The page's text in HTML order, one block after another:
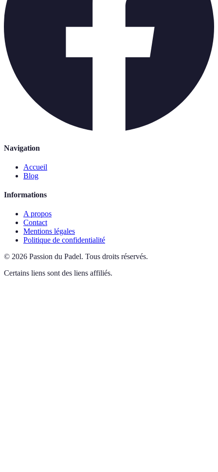
Navigation
Accueil
Blog
Informations
A propos
Contact
Mentions légales
Politique de confidentialité
© 2026 Passion du Padel. Tous droits réservés.
Certains liens sont des liens affiliés.